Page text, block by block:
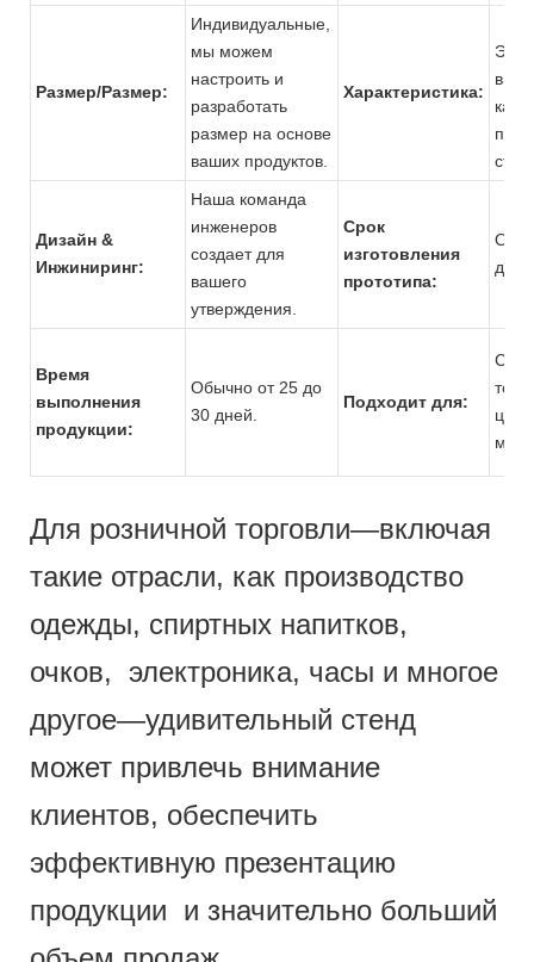
Размер/Размер:
Индивидуальные,
мы можем
настроить и
разработать
размер на основе
ваших продуктов.
Характеристика:
Дизайн &
Инжиниринг:
Наша команда
инженеров
создает для
вашего
утверждения.
Срок
изготовления
прототипа:
до
Время
выполнения
продукции:
Обычно от 25 до
30 дней.
Подходит для:
Для розничной торговли—включая
такие отрасли, как производство
одежды, спиртных напитков,
очков, электроника, часы и многое
другое—удивительный стенд
может привлечь внимание
клиентов, обеспечить
эффективную презентацию
продукции и значительно больший